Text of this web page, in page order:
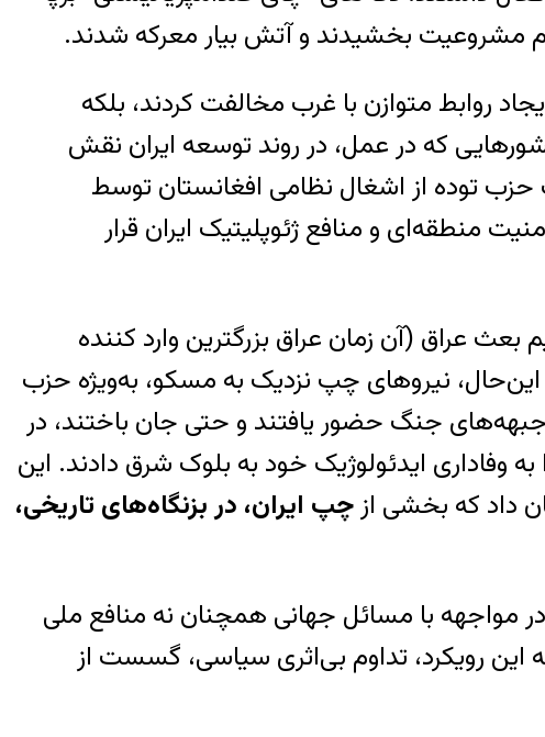
اقدام مشروعیت بخشیدند و آتش بیار معرکه شدند.
روابط متوازن با غرب مخالفت کردند، بلکه
که در عمل، در روند توسعه ایران نقش
حزب توده از اشغال نظامی افغانستان توسط
منطقه‌ای و منافع ژئوپلیتیک ایران قرار
عراق (آن زمان عراق بزرگترین وارد کننده
این‌حال، نیروهای چپ نزدیک به مسکو، به‌ویژه حزب
جنگ حضور یافتند و حتی جان باختند، در
ایدئولوژیک خود به بلوک شرق دادند. این
داد که بخشی ازچپ ایران، در بزنگاه‌های تاریخی،
مواجهه با مسائل جهانی همچنان نه منافع ملی
این رویکرد، تداوم بی‌اثری سیاسی، گسست از